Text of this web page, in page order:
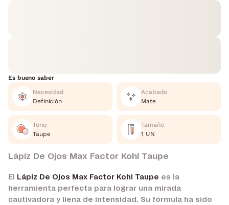
Es bueno saber
Necesidad
Definición
Acabado
Mate
Tono
Taupe
Tamaño
1 UN
Lápiz De Ojos Max Factor Kohl Taupe
El Lápiz De Ojos Max Factor Kohl Taupe es la
herramienta perfecta para lograr una mirada
cautivadora y llena de intensidad. Su fórmula ha sido